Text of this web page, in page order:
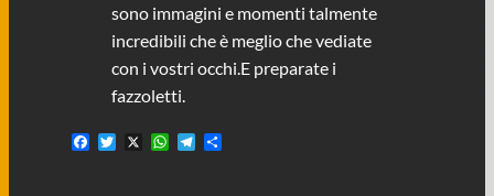
sono immagini e momenti talmente
incredibili che è meglio che vediate
con i vostri occhi.E preparate i
fazzoletti.
F
T
X
W T
C